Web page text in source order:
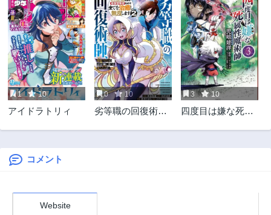
第178話
3年前
第177話
3年前
第176話
3年前
第175話
3年前
第174話
3年前
第173話
3年前
第172話
3年前
第171話
3年前
第170話 第169話
第168話
第166話
1 10
アイドラトリィ
0 10
劣等職の回復術
と笑われるが、実
双します
3 10
四度目は嫌な死属
コメント
Website